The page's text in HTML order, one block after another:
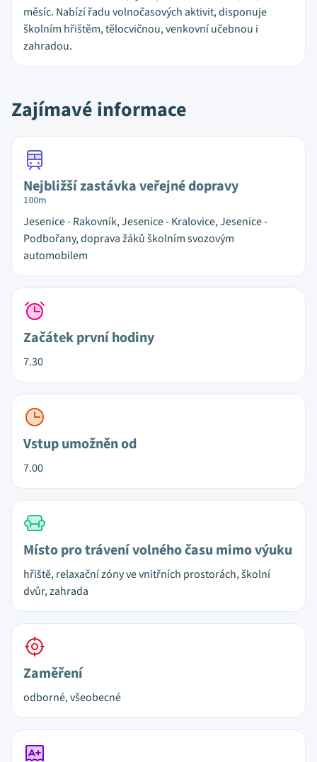
měsíc. Nabízí řadu volnočasových aktivit, disponuje
školním hřištěm, tělocvičnou, venkovní učebnou i
zahradou.
Zajímavé informace
Nejbližší zastávka veřejné dopravy
100m
Jesenice - Rakovník, Jesenice - Kralovice, Jesenice -
Podbořany, doprava žáků školním svozovým
automobilem
Začátek první hodiny
7.30
Vstup umožněn od
7.00
Místo pro trávení volného času mimo výuku
hřiště, relaxační zóny ve vnitřních prostorách, školní
dvůr, zahrada
Zaměření
odborné, všeobecné